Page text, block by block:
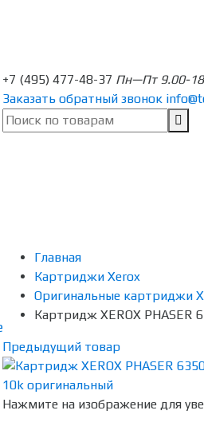
+7 (495) 477-48-37 Пн—Пт 9.00-
Заказать обратный звонок
Главная
Картриджи Xerox
Оригинальные картриджи
Картридж XEROX PHASER
Предыдущий товар
Нажмите на изображение для